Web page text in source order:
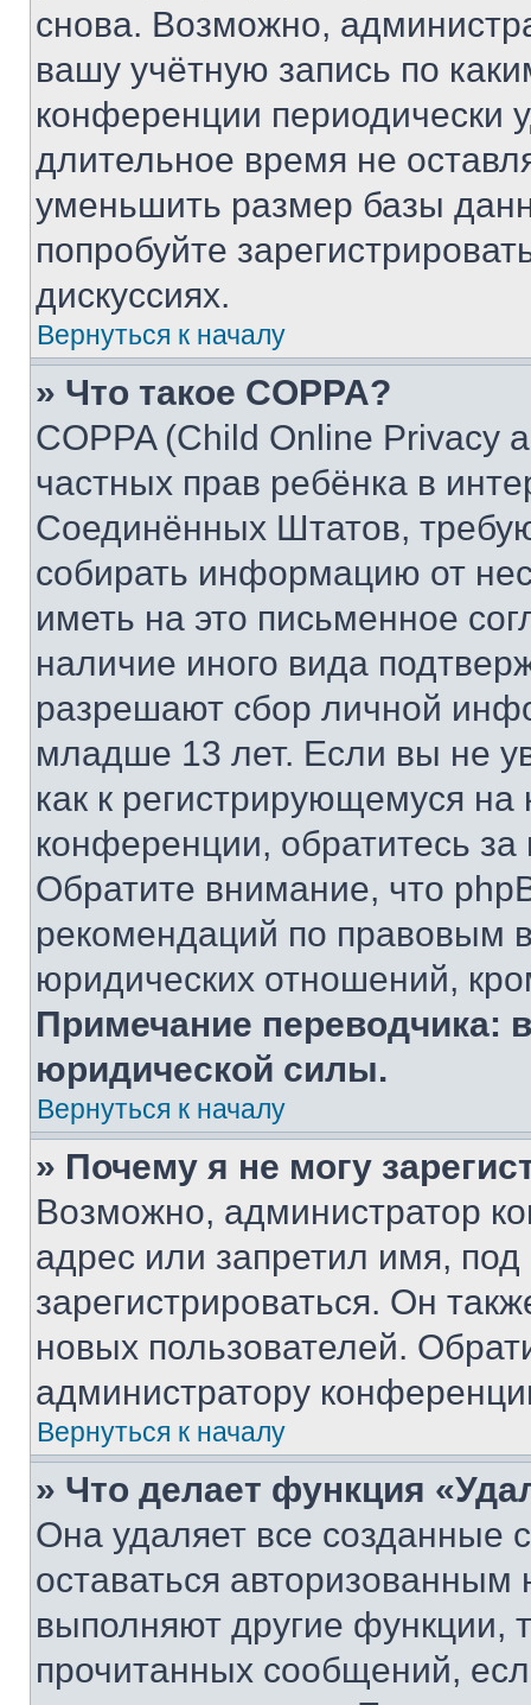
снова. Возможно,
вашу учётную запись по
конференции периодически
длительное время не
уменьшить размер базы
попробуйте
дискуссиях.
Вернуться к началу
» Что такое COPPA?
COPPA (Child Online Privacy
частных прав ребёнка в
Соединённых Штатов,
собирать информацию от
иметь на это письменное
наличие иного вида
разрешают сбор личной
младше 13 лет. Если вы не
как к регистрирующемуся
конференции, обратитесь
Обратите внимание, что
рекомендаций по правовым
юридических отношений,
Примечание переводчика:
юридической силы.
Вернуться к началу
» Почему я не могу
Возможно, администратор
адрес или запретил имя,
зарегистрироваться. Он
новых пользователей.
администратору
Вернуться к началу
» Что делает функция
Она удаляет все созданные
оставаться
выполняют другие функции,
прочитанных сообщений,